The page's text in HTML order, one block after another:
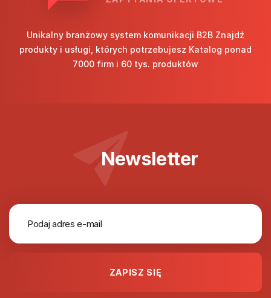
Unikalny branżowy system komunikacji B2B Znajdź
produkty i usługi, których potrzebujesz Katalog ponad
7000 firm i 60 tys. produktów
Newsletter